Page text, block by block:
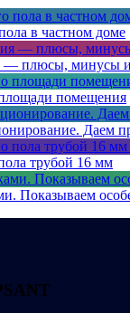
в частном доме
— плюсы, минусы
площади помещения
Даем
трубой 16 мм
Показываем